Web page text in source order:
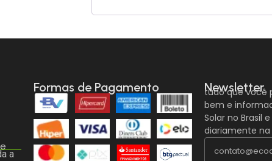
a
Formas de Pagamento Newsletter
tudo que você
bem e
Solar no Brasil
diariamente na